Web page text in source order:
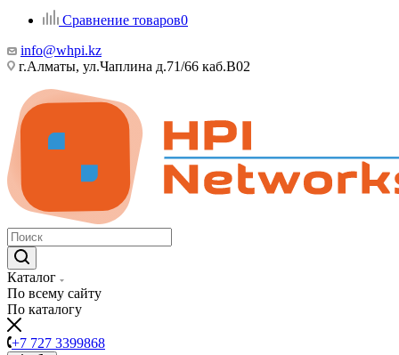
Сравнение товаров0
info@whpi.kz
г.Алматы, ул.Чаплина д.71/66 каб.B02
Каталог
По всему сайту
По каталогу
+7 727 3399868